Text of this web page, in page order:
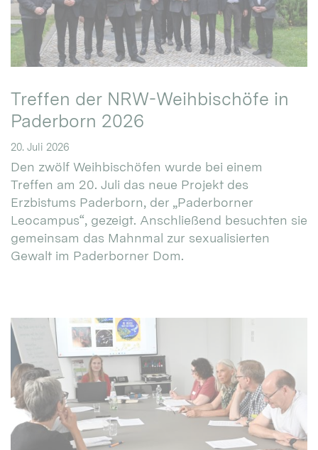
Treffen der NRW-Weihbischöfe in
Paderborn 2026
20. Juli 2026
Den zwölf Weihbischöfen wurde bei einem
Treffen am 20. Juli das neue Projekt des
Erzbistums Paderborn, der „Paderborner
Leocampus“, gezeigt. Anschließend besuchten sie
gemeinsam das Mahnmal zur sexualisierten
Gewalt im Paderborner Dom.